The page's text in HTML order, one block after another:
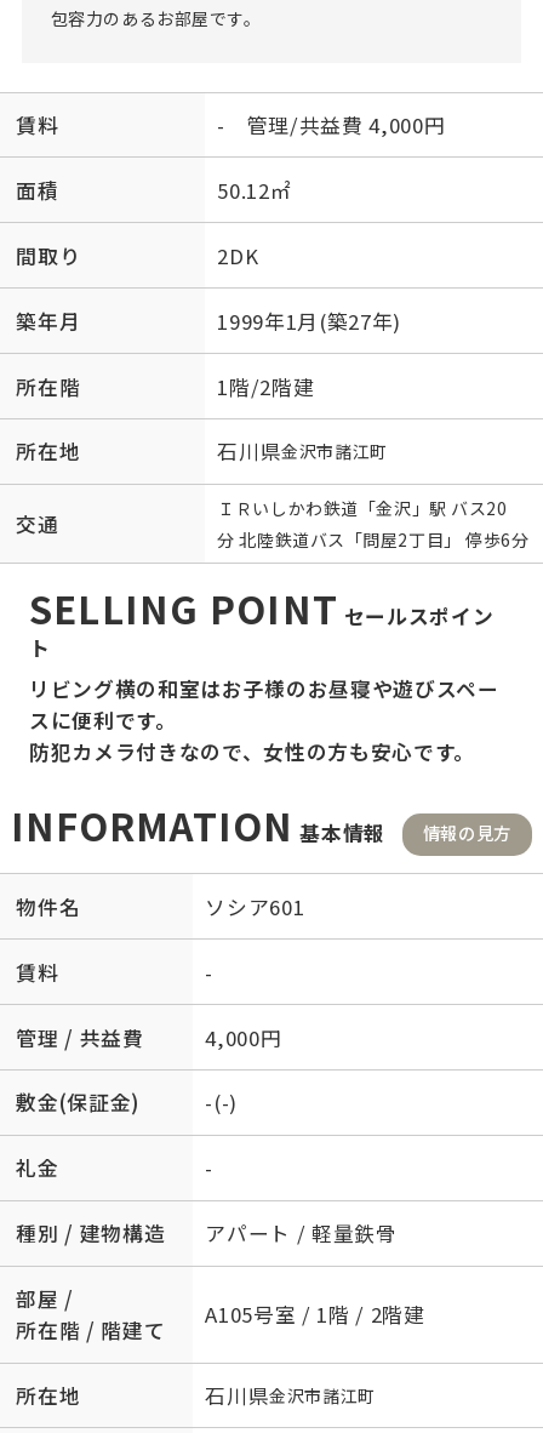
包容力のあるお部屋です。
賃料 - 管理/共益費 4,000円
面積 50.12㎡
間取り 2DK
築年月 1999年1月(築27年)
所在階 1階/2階建
所在地 石川県金沢市諸江町
交通
ＩＲいしかわ鉄道 「金沢 」駅 バス20
分 北陸鉄道バス「問屋2丁目」 停歩6分
SELLING POINT セールスポイン
ト
リビング横の和室はお子様のお昼寝や遊びスペー
スに便利です。
防犯カメラ付きなので、女性の方も安心です。
INFORMATION 基本情報 情報の見方
物件名 ソシア601
賃料 -
管理 / 共益費 4,000円
敷金(保証金) -(-)
礼金 -
種別 / 建物構造 アパート / 軽量鉄骨
部屋 /
所在階 / 階建て
A105号室 / 1階 / 2階建
所在地 石川県金沢市諸江町